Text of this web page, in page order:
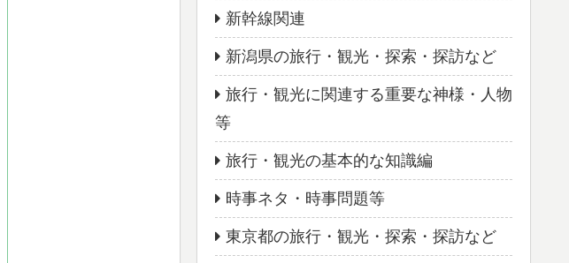
新幹線関連
新潟県の旅行・観光・探索・探訪など
旅行・観光に関連する重要な神様・人物
等
旅行・観光の基本的な知識編
時事ネタ・時事問題等
東京都の旅行・観光・探索・探訪など